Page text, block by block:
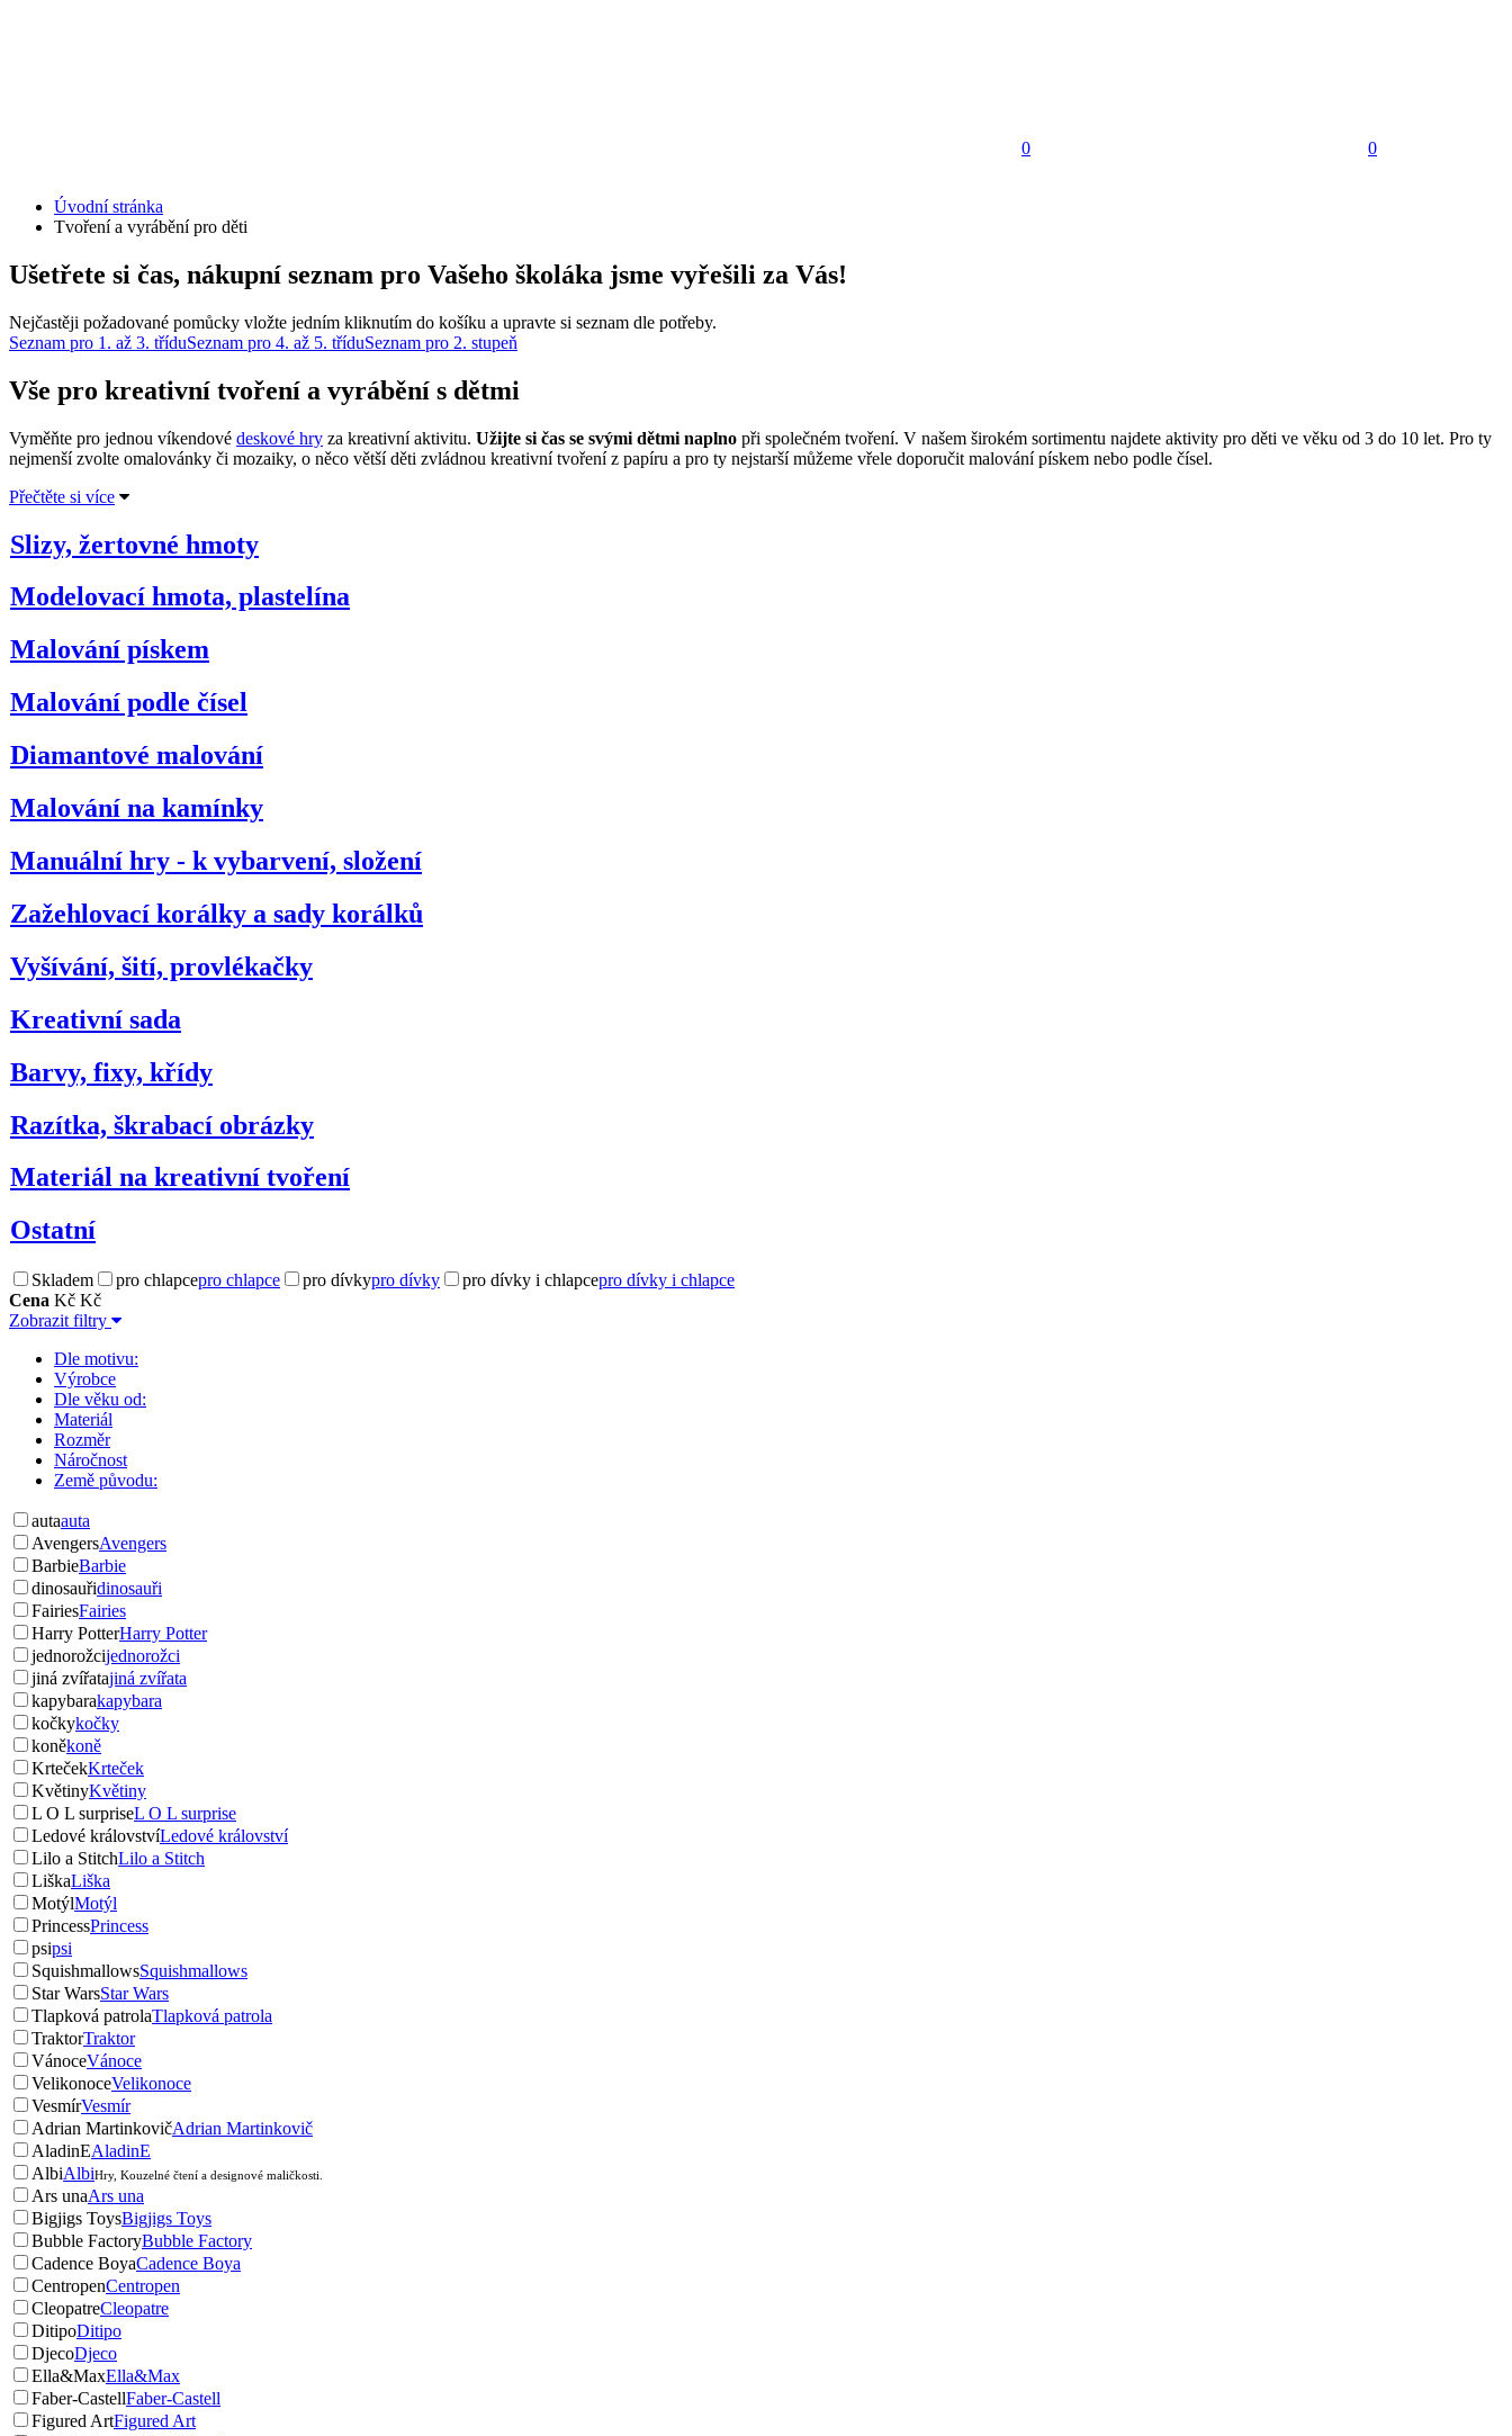
0 0
Úvodní stránka
Tvoření a vyrábění pro děti
Ušetřete si čas, nákupní seznam pro Vašeho školáka jsme vyřešili za Vás!
Nejčastěji požadované pomůcky vložte jedním kliknutím do košíku a upravte si seznam dle potřeby.
Seznam pro 1. až 3. tříduSeznam pro 4. až 5. tříduSeznam pro 2. stupeň
Vše pro kreativní tvoření a vyrábění s dětmi
Vyměňte pro jednou víkendové deskové hry za kreativní aktivitu. Užijte si čas se svými dětmi naplno při společném tvoření. V našem širokém sortimentu najdete aktivity pro děti ve věku od 3 do 10 let. Pro ty
nejmenší zvolte omalovánky či mozaiky, o něco větší děti zvládnou kreativní tvoření z papíru a pro ty nejstarší můžeme vřele doporučit malování pískem nebo podle čísel.
Přečtěte si více
Slizy, žertovné hmoty
Modelovací hmota, plastelína
Malování pískem
Malování podle čísel
Diamantové malování
Malování na kamínky
Manuální hry - k vybarvení, složení
Zažehlovací korálky a sady korálků
Vyšívání, šití, provlékačky
Kreativní sada
Barvy, fixy, křídy
Razítka, škrabací obrázky
Materiál na kreativní tvoření
Ostatní
Skladem pro chlapcepro chlapce pro dívkypro dívky pro dívky i chlapcepro dívky i chlapce
Cena Kč Kč
Zobrazit filtry
Dle motivu:
Výrobce
Dle věku od:
Materiál
Rozměr
Náročnost
Země původu:
autaauta
AvengersAvengers
BarbieBarbie
dinosauřidinosauři
FairiesFairies
Harry PotterHarry Potter
jednorožcijednorožci
jiná zvířatajiná zvířata
kapybarakapybara
kočkykočky
koněkoně
KrtečekKrteček
KvětinyKvětiny
L O L surpriseL O L surprise
Ledové královstvíLedové království
Lilo a StitchLilo a Stitch
LiškaLiška
MotýlMotýl
PrincessPrincess
psipsi
SquishmallowsSquishmallows
Star WarsStar Wars
Tlapková patrolaTlapková patrola
TraktorTraktor
VánoceVánoce
VelikonoceVelikonoce
VesmírVesmír
Adrian MartinkovičAdrian Martinkovič
AladinEAladinE
AlbiAlbiHry, Kouzelné čtení a designové maličkosti.
Ars unaArs una
Bigjigs ToysBigjigs Toys
Bubble FactoryBubble Factory
Cadence BoyaCadence Boya
CentropenCentropen
CleopatreCleopatre
DitipoDitipo
DjecoDjeco
Ella&MaxElla&Max
Faber-CastellFaber-Castell
Figured ArtFigured Art